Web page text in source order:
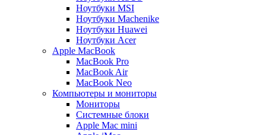
Ноутбуки MSI
Ноутбуки Machenike
Ноутбуки Huawei
Ноутбуки Acer
Apple MacBook
MacBook Pro
MacBook Air
MacBook Neo
Компьютеры и мониторы
Мониторы
Системные блоки
Apple Mac mini